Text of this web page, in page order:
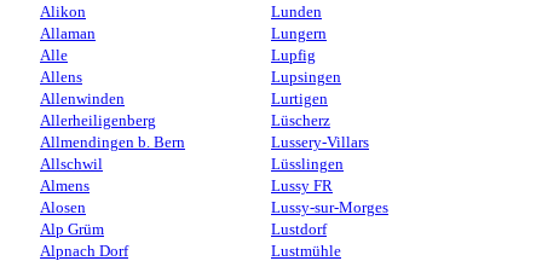
Alikon
Allaman
Alle
Allens
Allenwinden
Allerheiligenberg
Allmendingen b. Bern
Allschwil
Almens
Alosen
Alp Grüm
Alpnach Dorf
Lunden
Lungern
Lupfig
Lupsingen
Lurtigen
Lüscherz
Lussery-Villars
Lüsslingen
Lussy FR
Lussy-sur-Morges
Lustdorf
Lustmühle